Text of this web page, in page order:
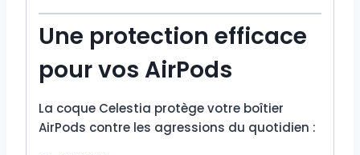
Une protection efficace
pour vos AirPods
La coque Celestia protège votre boîtier
AirPods contre les agressions du quotidien :